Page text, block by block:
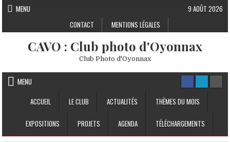
Skip to content
MENU
CONTACT
MENTIONS LÉGALES
9 AOÛT 2026
CAVO : Club photo d'Oyonnax
Club Photo d'Oyonnax
MENU
ACCUEIL
LE CLUB ACTUALITÉS THÈMES DU MOIS
EXPOSITIONS PROJETS AGENDA TÉLÉCHARGEMENTS